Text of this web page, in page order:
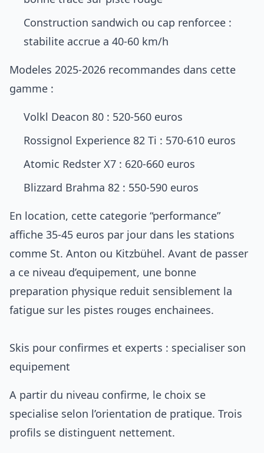
Construction sandwich ou cap renforcee :
stabilite accrue a 40-60 km/h
Modeles 2025-2026 recommandes dans cette
gamme :
Volkl Deacon 80 : 520-560 euros
Rossignol Experience 82 Ti : 570-610 euros
Atomic Redster X7 : 620-660 euros
Blizzard Brahma 82 : 550-590 euros
En location, cette categorie “performance”
affiche 35-45 euros par jour dans les stations
comme St. Anton ou Kitzbühel. Avant de passer
a ce niveau d’equipement, une bonne
preparation physique reduit sensiblement la
fatigue sur les pistes rouges enchainees.
Skis pour confirmes et experts : specialiser son
equipement
A partir du niveau confirme, le choix se
specialise selon l’orientation de pratique. Trois
profils se distinguent nettement.